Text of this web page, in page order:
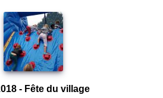
2018 - Fête du village